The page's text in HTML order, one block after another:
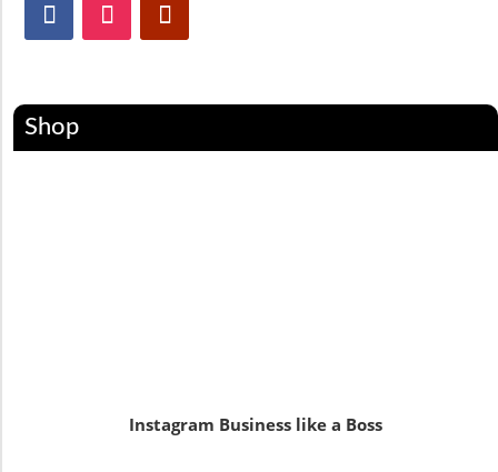
Shop
Instagram Business like a Boss